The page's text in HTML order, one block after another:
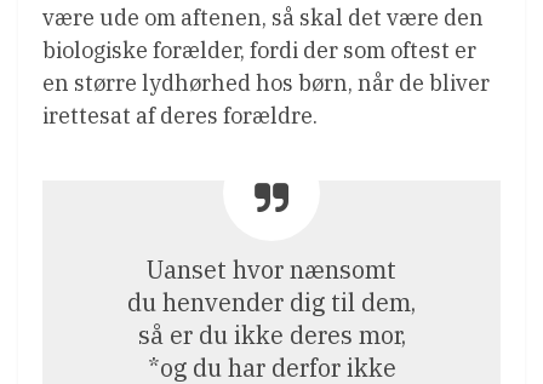
være ude om aftenen, så skal det være den
biologiske forælder, fordi der som oftest er
en større lydhørhed hos børn, når de bliver
irettesat af deres forældre.
Uanset hvor nænsomt
du henvender dig til dem,
så er du ikke deres mor,
*og du har derfor ikke